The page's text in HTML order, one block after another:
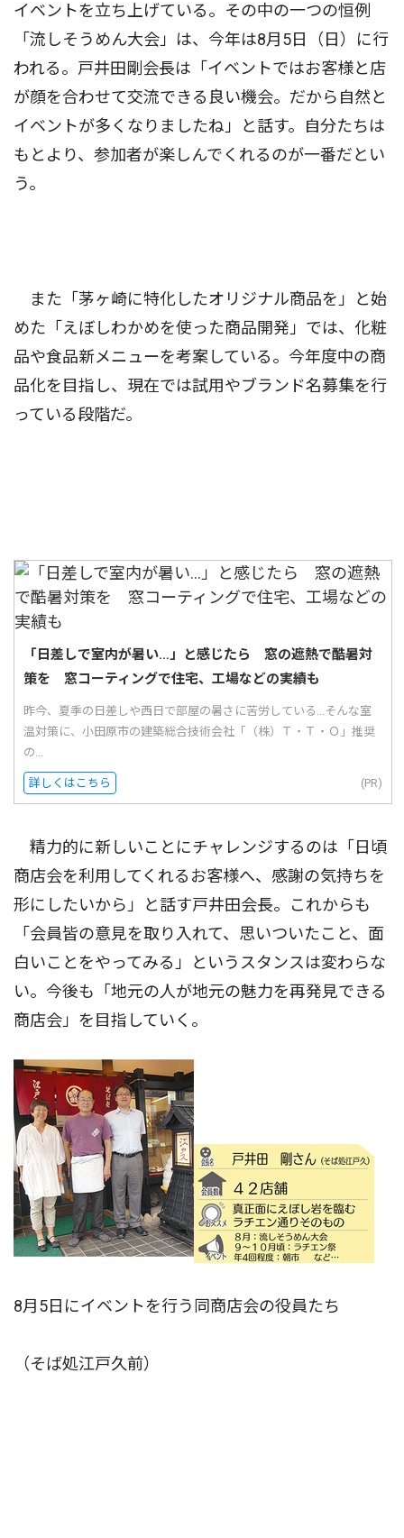
イベントを立ち上げている。その中の一つの恒例
「流しそうめん大会」は、今年は8月5日（日）に行
われる。戸井田剛会長は「イベントではお客様と店
が顔を合わせて交流できる良い機会。だから自然と
イベントが多くなりましたね」と話す。自分たちは
もとより、参加者が楽しんでくれるのが一番だとい
う。
また「茅ヶ崎に特化したオリジナル商品を」と始
めた「えぼしわかめを使った商品開発」では、化粧
品や食品新メニューを考案している。今年度中の商
品化を目指し、現在では試用やブランド名募集を行
っている段階だ。
「日差しで室内が暑い…」と感じたら 窓の遮熱で酷暑対
策を 窓コーティングで住宅、工場などの実績も
昨今、夏季の日差しや西日で部屋の暑さに苦労している...そんな室
温対策に、小田原市の建築総合技術会社「（株）Ｔ・Ｔ・Ｏ」推奨
の...
詳しくはこちら (PR)
精力的に新しいことにチャレンジするのは「日頃
商店会を利用してくれるお客様へ、感謝の気持ちを
形にしたいから」と話す戸井田会長。これからも
「会員皆の意見を取り入れて、思いついたこと、面
白いことをやってみる」というスタンスは変わらな
い。今後も「地元の人が地元の魅力を再発見できる
商店会」を目指していく。
8月5日にイベントを行う同商店会の役員たち
（そば処江戸久前）